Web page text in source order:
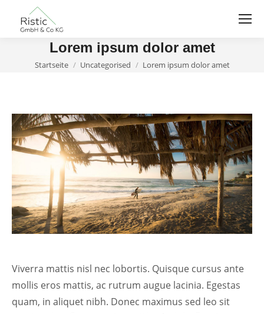
Lorem ipsum dolor amet
Du bist hier:
Startseite Uncategorised Lorem ipsum dolor amet
Viverra mattis nisl nec lobortis. Quisque cursus ante
mollis eros mattis, ac rutrum augue lacinia. Egestas
quam, in aliquet nibh. Donec maximus sed leo sit